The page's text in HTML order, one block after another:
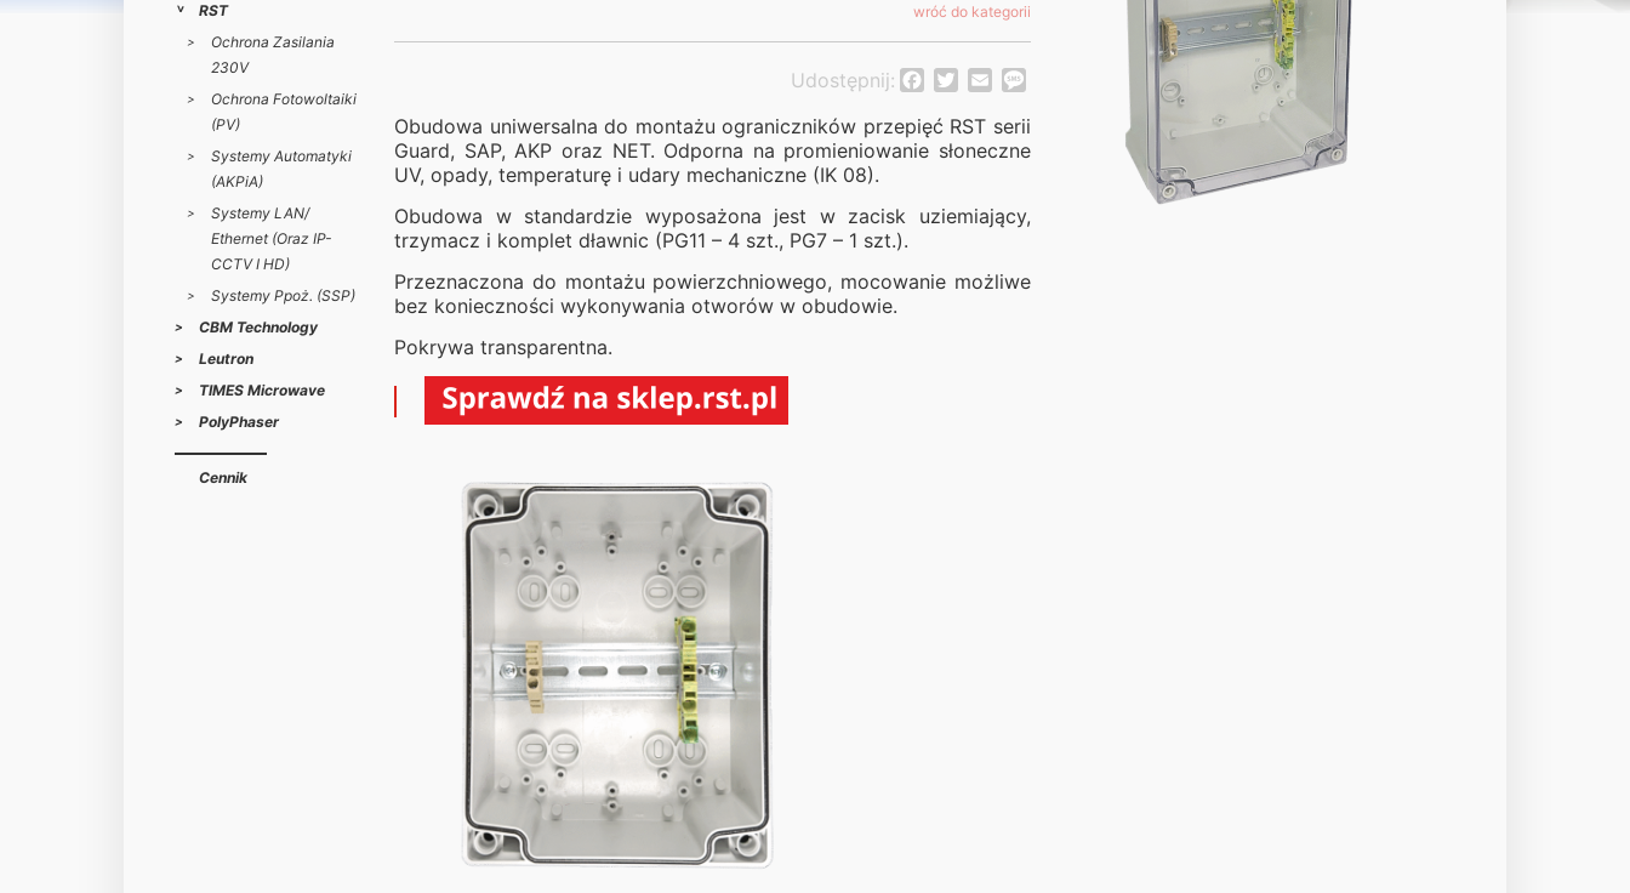
RST
Ochrona Zasilania
230V
Ochrona Fotowoltaiki
(PV)
Systemy Automatyki
(AKPiA)
Systemy LAN/
Ethernet (oraz IP-
CCTV I HD)
Systemy Ppoż. (SSP)
CBM Technology
Leutron
TIMES Microwave
PolyPhaser
Cennik
wróć do kategorii
Udostępnij: Facebook
Twitter
Email
Obudowa uniwersalna do montażu ograniczników przepięć RST serii
Guard, SAP, AKP oraz NET. Odporna na promieniowanie słoneczne
UV, opady, temperaturę i udary mechaniczne (IK 08).
Obudowa w standardzie wyposażona jest w zacisk uziemiający,
trzymacz i komplet dławnic (PG11 – 4 szt., PG7 – 1 szt.).
Przeznaczona do montażu powierzchniowego, mocowanie możliwe
bez konieczności wykonywania otworów w obudowie.
Pokrywa transparentna.